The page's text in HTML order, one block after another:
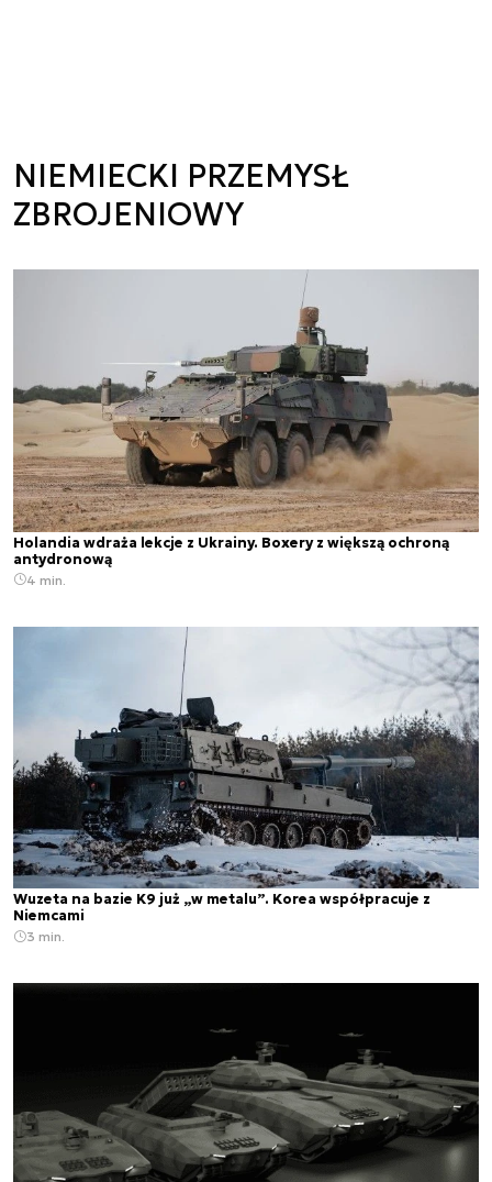
NIEMIECKI PRZEMYSŁ
ZBROJENIOWY
Holandia wdraża lekcje z Ukrainy. Boxery z większą ochroną
antydronową
4 min.
Wuzeta na bazie K9 już „w metalu”. Korea współpracuje z
Niemcami
3 min.